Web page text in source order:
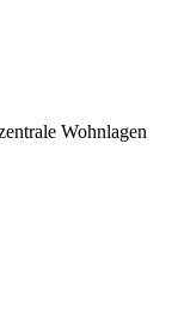
Wohnlagen